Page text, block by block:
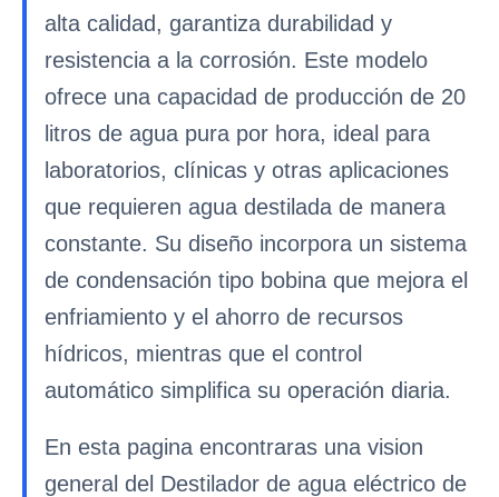
alta calidad, garantiza durabilidad y
resistencia a la corrosión. Este modelo
ofrece una capacidad de producción de 20
litros de agua pura por hora, ideal para
laboratorios, clínicas y otras aplicaciones
que requieren agua destilada de manera
constante. Su diseño incorpora un sistema
de condensación tipo bobina que mejora el
enfriamiento y el ahorro de recursos
hídricos, mientras que el control
automático simplifica su operación diaria.
En esta pagina encontraras una vision
general del Destilador de agua eléctrico de